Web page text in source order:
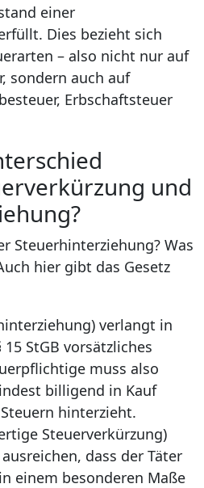
einer
Dies bezieht sich
– also nicht nur auf
sondern auch auf
Erbschaftsteuer
und
Steuerhinterziehung? Was
hier gibt das Gesetz
verlangt in
StGB vorsätzliches
muss also
billigend in Kauf
hinterzieht.
Steuerverkürzung)
dass der Täter
einem besonderen Maße